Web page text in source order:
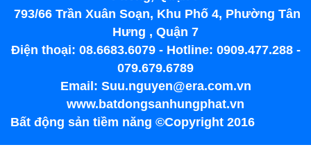
793/66 Trần Xuân Soạn, Khu Phố 4, Phường Tân
Hưng , Quận 7
Điện thoại: 08.6683.6079 - Hotline: 0909.477.288 -
079.679.6789
Email: Suu.nguyen@era.com.vn
www.batdongsanhungphat.vn
Bất động sản tiềm năng ©Copyright 2016